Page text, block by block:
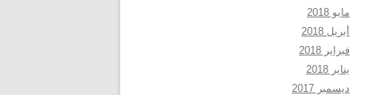
مايو 2018
أبريل 2018
فبراير 2018
يناير 2018
ديسمبر 2017